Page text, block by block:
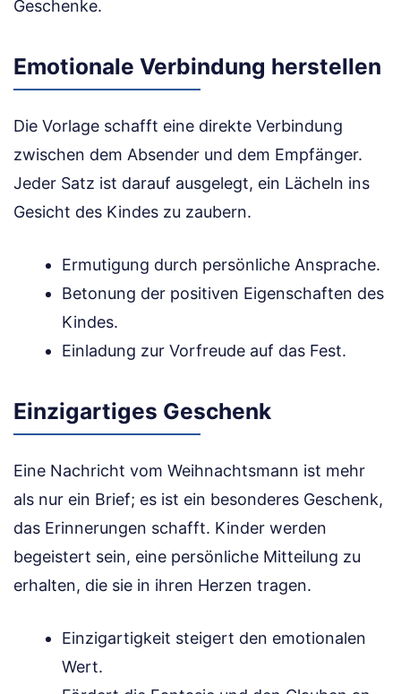
Geschenke.
Emotionale Verbindung herstellen
Die Vorlage schafft eine direkte Verbindung
zwischen dem Absender und dem Empfänger.
Jeder Satz ist darauf ausgelegt, ein Lächeln ins
Gesicht des Kindes zu zaubern.
Ermutigung durch persönliche Ansprache.
Betonung der positiven Eigenschaften des
Kindes.
Einladung zur Vorfreude auf das Fest.
Einzigartiges Geschenk
Eine Nachricht vom Weihnachtsmann ist mehr
als nur ein Brief; es ist ein besonderes Geschenk,
das Erinnerungen schafft. Kinder werden
begeistert sein, eine persönliche Mitteilung zu
erhalten, die sie in ihren Herzen tragen.
Einzigartigkeit steigert den emotionalen
Wert.